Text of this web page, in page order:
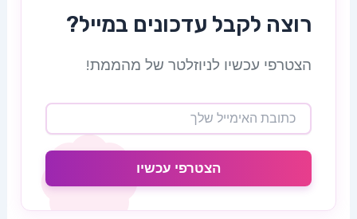
רוצה לקבל עדכונים במייל?
הצטרפי עכשיו לניוזלטר של מהממת!
הצטרפי עכשיו